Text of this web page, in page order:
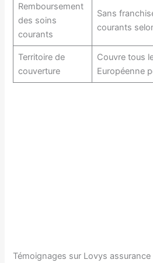
Remboursement
des soins
courants
Sans
courants
Territoire de
couverture
Couvre tous
Européenne
Témoignages sur Lovys assurance